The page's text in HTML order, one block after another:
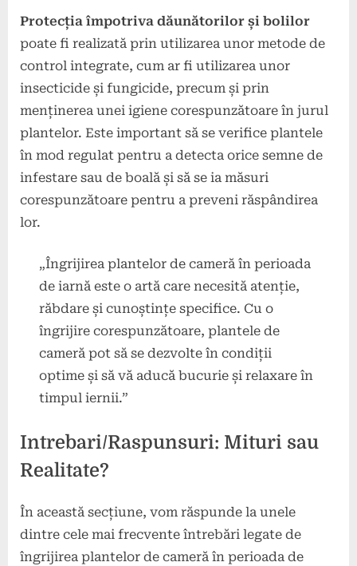
Protecția împotriva dăunătorilor și bolilor
poate fi realizată prin utilizarea unor metode de
control integrate, cum ar fi utilizarea unor
insecticide și fungicide, precum și prin
menținerea unei igiene corespunzătoare în jurul
plantelor. Este important să se verifice plantele
în mod regulat pentru a detecta orice semne de
infestare sau de boală și să se ia măsuri
corespunzătoare pentru a preveni răspândirea
lor.
„Îngrijirea plantelor de cameră în perioada
de iarnă este o artă care necesită atenție,
răbdare și cunoștințe specifice. Cu o
îngrijire corespunzătoare, plantele de
cameră pot să se dezvolte în condiții
optime și să vă aducă bucurie și relaxare în
timpul iernii.”
Intrebari/Raspunsuri: Mituri sau
Realitate?
În această secțiune, vom răspunde la unele
dintre cele mai frecvente întrebări legate de
îngrijirea plantelor de cameră în perioada de